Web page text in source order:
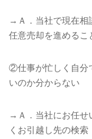
→Ａ．当社で現在相
任意売却を進めるこ
②仕事が忙しく自分
いのか分からない
→Ａ．当社にお任せ
くお引越し先の検